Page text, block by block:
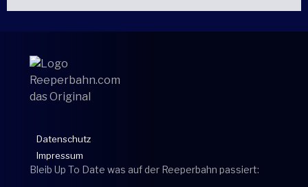
Datenschutz
Impressum
Bleib Up To Date was auf der Reeperbahn passiert: